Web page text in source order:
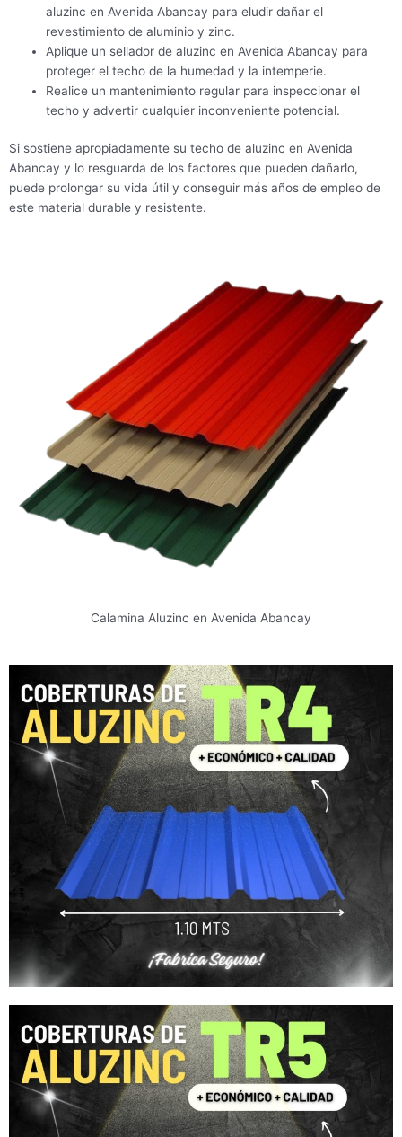
aluzinc en Avenida Abancay para eludir dañar el
revestimiento de aluminio y zinc.
Aplique un sellador de aluzinc en Avenida Abancay para
proteger el techo de la humedad y la intemperie.
Realice un mantenimiento regular para inspeccionar el
techo y advertir cualquier inconveniente potencial.
Si sostiene apropiadamente su techo de aluzinc en Avenida
Abancay y lo resguarda de los factores que pueden dañarlo,
puede prolongar su vida útil y conseguir más años de empleo de
este material durable y resistente.
Calamina Aluzinc en Avenida Abancay